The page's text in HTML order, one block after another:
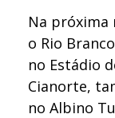
Na próxima
o Rio
no Estádio
Cianorte,
no Albino